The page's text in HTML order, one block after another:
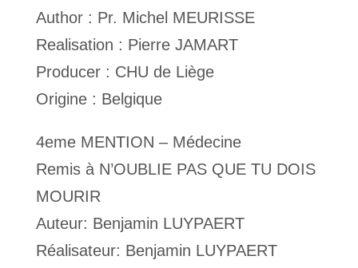
Author : Pr. Michel MEURISSE
Realisation : Pierre JAMART
Producer : CHU de Liège
Origine : Belgique
4eme MENTION – Médecine
Remis à N’OUBLIE PAS QUE TU DOIS
MOURIR
Auteur: Benjamin LUYPAERT
Réalisateur: Benjamin LUYPAERT